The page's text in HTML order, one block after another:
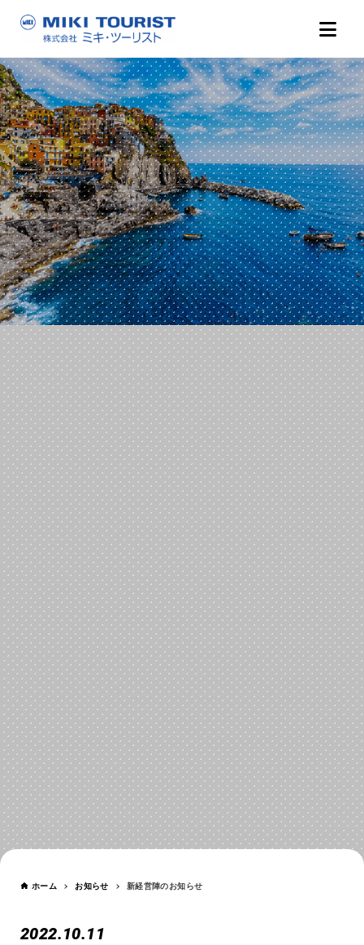
お知らせ
NEWS
ホーム お知らせ 新経営陣のお知らせ
2022.10.11